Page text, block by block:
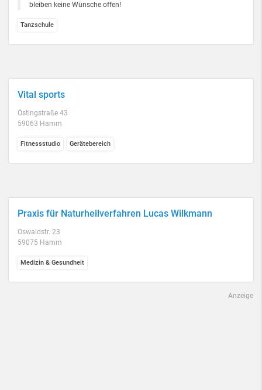
bleiben keine Wünsche offen!
Tanzschule
Vital sports
Östingstraße 43
59063 Hamm
Fitnessstudio Gerätebereich
Praxis für Naturheilverfahren Lucas Wilkmann
Oswaldstr. 23
59075 Hamm
Medizin & Gesundheit
Anzeige